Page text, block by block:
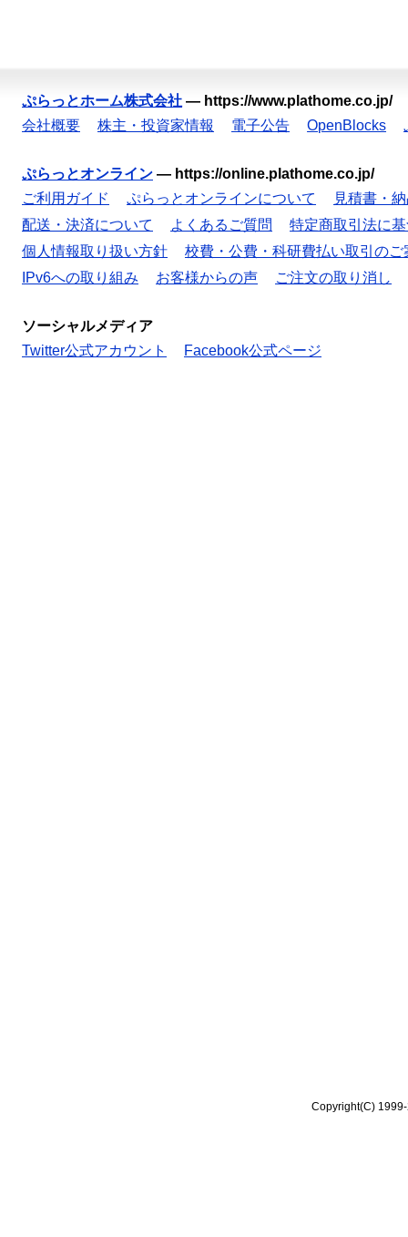
ぷらっとホーム株式会社 — https://www.plathome.co.jp/
会社概要
株主・投資家情報 電子公告 OpenBlocks
ぷらっとオンライン — https://online.plathome.co.jp/
ご利用ガイド
ぷらっとオンラインについて
見積書・
配送・決済について
よくあるご質問
特定商取引法に
個人情報取り扱い方針
校費・公費・科研費払い取引のご
IPv6への取り組み
お客様からの声 ご注文の取り消し
ソーシャルメディア
Twitter公式アカウント
Facebook公式ページ
Copyright(C)